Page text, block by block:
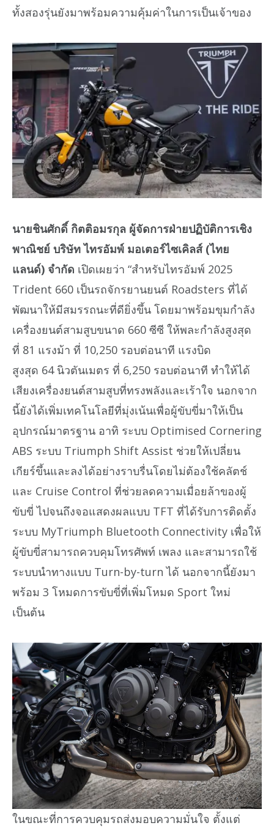
ทั้งสองรุ่นยังมาพร้อมความคุ้มค่าในการเป็นเจ้าของ
นายชินศักดิ์ กิตติอมรกุล ผู้จัดการฝ่ายปฏิบัติการเชิง
พาณิชย์ บริษัท ไทรอัมพ์ มอเตอร์ไซเคิลส์ (ไทย
แลนด์) จำกัด เปิดเผยว่า “สำหรับไทรอัมพ์ 2025
Trident 660 เป็นรถจักรยานยนต์ Roadsters ที่ได้
พัฒนาให้มีสมรรถนะที่ดียิ่งขึ้น โดยมาพร้อมขุมกำลัง
เครื่องยนต์สามสูบขนาด 660 ซีซี ให้พละกำลังสูงสุด
ที่ 81 แรงม้า ที่ 10,250 รอบต่อนาที แรงบิด
สูงสุด 64 นิวตันเมตร ที่ 6,250 รอบต่อนาที ทำให้ได้
เสียงเครื่องยนต์สามสูบที่ทรงพลังและเร้าใจ นอกจาก
นี้ยังได้เพิ่มเทคโนโลยีที่มุ่งเน้นเพื่อผู้ขับขี่มาให้เป็น
อุปกรณ์มาตรฐาน อาทิ ระบบ Optimised Cornering
ABS ระบบ Triumph Shift Assist ช่วยให้เปลี่ยน
เกียร์ขึ้นและลงได้อย่างราบรื่นโดยไม่ต้องใช้คลัตช์
และ Cruise Control ที่ช่วยลดความเมื่อยล้าของผู้
ขับขี่ ไปจนถึงจอแสดงผลแบบ TFT ที่ได้รับการติดตั้ง
ระบบ MyTriumph Bluetooth Connectivity เพื่อให้
ผู้ขับขี่สามารถควบคุมโทรศัพท์ เพลง และสามารถใช้
ระบบนำทางแบบ Turn-by-turn ได้ นอกจากนี้ยังมา
พร้อม 3 โหมดการขับขี่ที่เพิ่มโหมด Sport ใหม่
เป็นต้น
ในขณะที่การควบคุมรถส่งมอบความมั่นใจ ตั้งแต่